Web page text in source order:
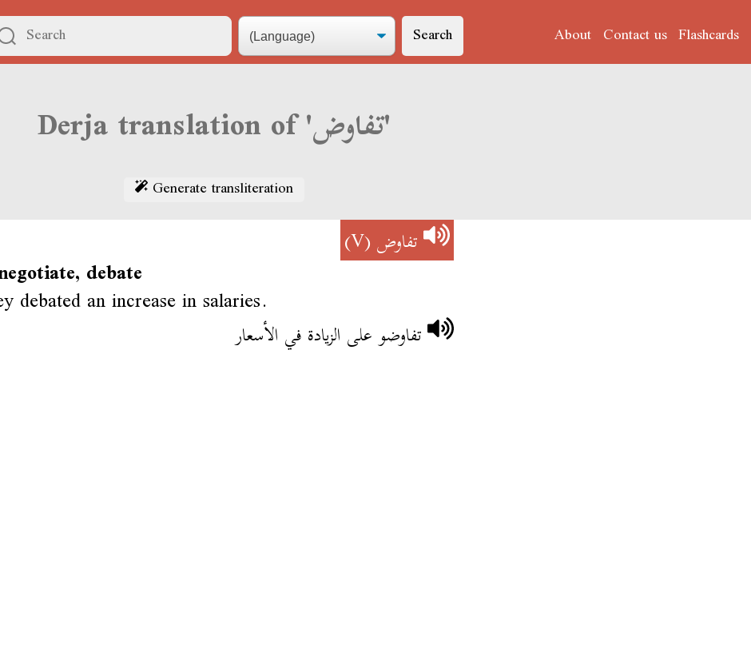
Search About Contact us Flashcards
Derja translation of 'تفاوض'
Generate transliteration
تفاوض(V)
debate
debated an increase in salaries.
تفاوضو على الزيادة في الأسعار